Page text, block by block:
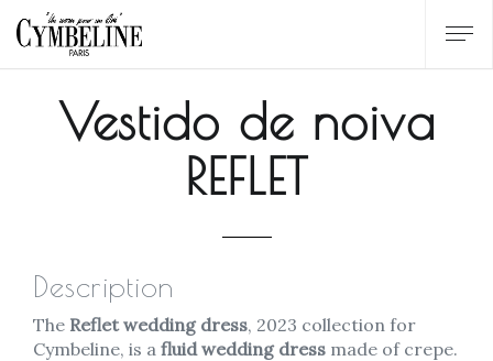
Vestido de noiva
REFLET
Description
The Reflet wedding dress, 2023 collection for
Cymbeline, is a fluid wedding dress made of crepe.